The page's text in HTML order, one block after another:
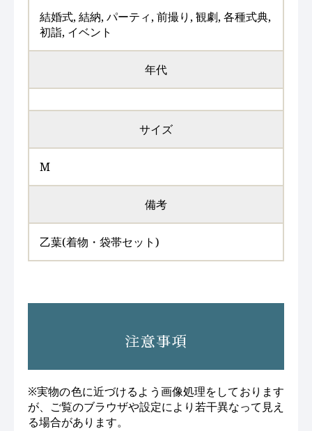
結婚式, 結納, パーティ, 前撮り, 観劇, 各種式典,
初詣, イベント
年代
サイズ
M
備考
乙葉(着物・袋帯セット)
注意事項
※実物の色に近づけるよう画像処理をしております
が、ご覧のブラウザや設定により若干異なって見え
る場合があります。